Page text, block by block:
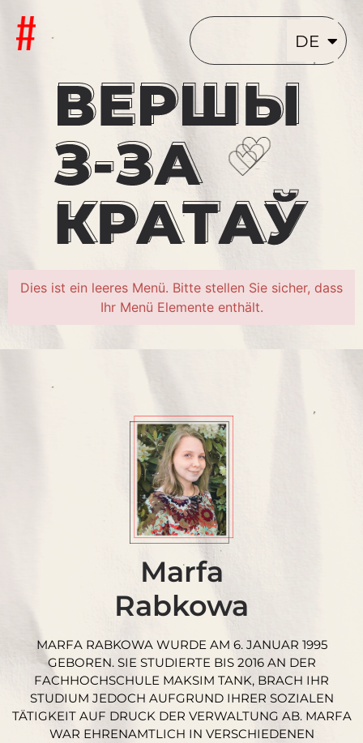
DE
PT
Dies ist ein leeres Menü. Bitte stellen Sie sicher, dass
Ihr Menü Elemente enthält.
Marfa
Rabkowa
MARFA RABKOWA WURDE AM 6. JANUAR 1995
GEBOREN. SIE STUDIERTE BIS 2016 AN DER
FACHHOCHSCHULE MAKSIM TANK, BRACH IHR
STUDIUM JEDOCH AUFGRUND IHRER SOZIALEN
TÄTIGKEIT AUF DRUCK DER VERWALTUNG AB. MARFA
WAR EHRENAMTLICH IN VERSCHIEDENEN